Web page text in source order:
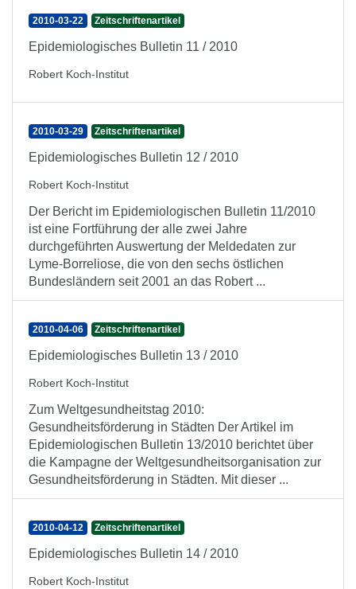
2010-03-22 Zeitschriftenartikel
Epidemiologisches Bulletin 11 / 2010
Robert Koch-Institut
2010-03-29 Zeitschriftenartikel
Epidemiologisches Bulletin 12 / 2010
Robert Koch-Institut
Der Bericht im Epidemiologischen Bulletin 11/2010
ist eine Fortführung der alle zwei Jahre
durchgeführten Auswertung der Meldedaten zur
Lyme-Borreliose, die von den sechs östlichen
Bundesländern seit 2001 an das Robert ...
2010-04-06 Zeitschriftenartikel
Epidemiologisches Bulletin 13 / 2010
Robert Koch-Institut
Zum Weltgesundheitstag 2010:
Gesundheitsförderung in Städten Der Artikel im
Epidemiologischen Bulletin 13/2010 berichtet über
die Kampagne der Weltgesundheitsorganisation zur
Gesundheitsförderung in Städten. Mit dieser ...
2010-04-12 Zeitschriftenartikel
Epidemiologisches Bulletin 14 / 2010
Robert Koch-Institut